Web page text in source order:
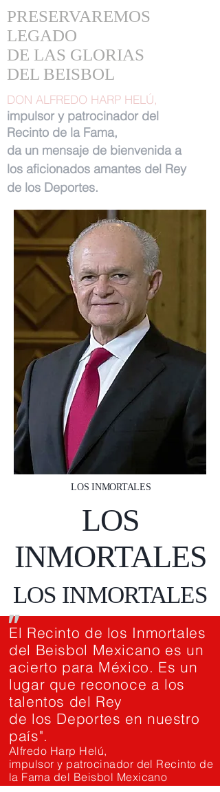
PRESERVAREMOS
LEGADO
DE LAS GLORIAS
DEL BEISBOL
DON ALFREDO HARP HELÚ,
impulsor y patrocinador del
Recinto de la Fama,
da un mensaje de bienvenida a
los aficionados amantes del Rey
de los Deportes.
LOS INMORTALES
LOS
INMORTALES
LOS INMORTALES
El Recinto de los Inmortales
del Beisbol Mexicano es un
acierto para México. Es un
lugar que reconoce a los
talentos del Rey
de los Deportes en nuestro
país".
Alfredo Harp Helú,
impulsor y patrocinador del Recinto de
la Fama del Beisbol Mexicano
"